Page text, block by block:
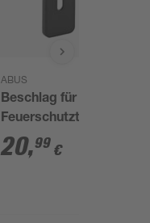
ABUS
Beschlag für
Feuerschutztüren
KFG
20,99 €